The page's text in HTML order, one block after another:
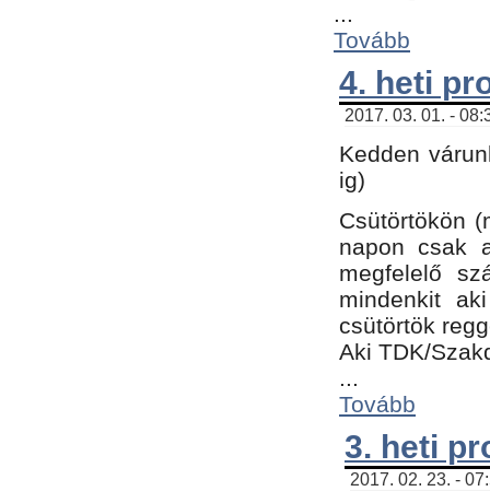
...
Tovább
4. heti
2017. 03. 01. -
Kedden
ig)
Csütörtökön
napon csak
megfelelő
mindenkit
csütörtök
Aki TDK/
...
Tovább
3. heti
2017. 02. 23. -